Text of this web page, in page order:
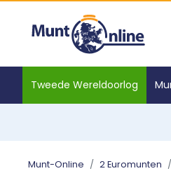
Tweede Wereldoorlog
Munt-Online 2 Euromunten